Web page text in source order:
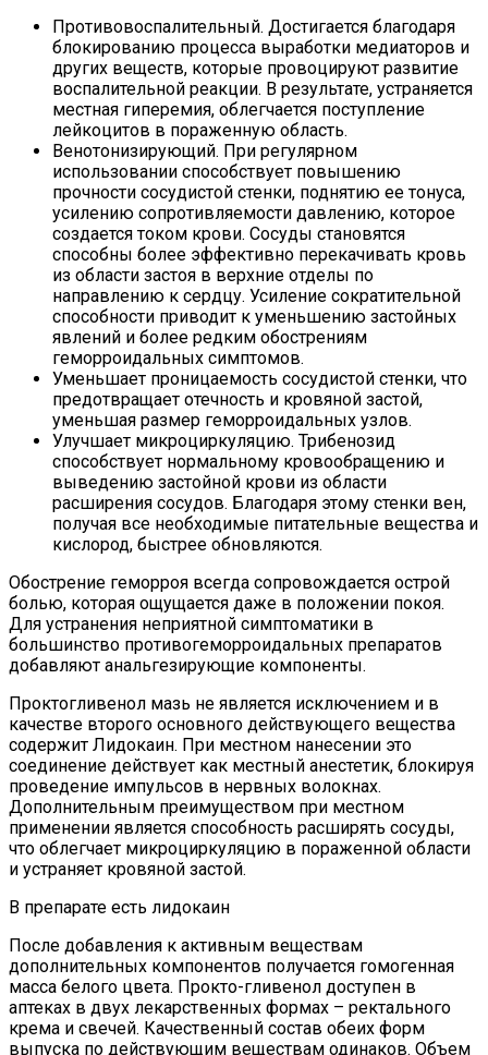
Противовоспалительный. Достигается благодаря
блокированию процесса выработки медиаторов и
других веществ, которые провоцируют развитие
воспалительной реакции. В результате, устраняется
местная гиперемия, облегчается поступление
лейкоцитов в пораженную область.
Венотонизирующий. При регулярном
использовании способствует повышению
прочности сосудистой стенки, поднятию ее тонуса,
усилению сопротивляемости давлению, которое
создается током крови. Сосуды становятся
способны более эффективно перекачивать кровь
из области застоя в верхние отделы по
направлению к сердцу. Усиление сократительной
способности приводит к уменьшению застойных
явлений и более редким обострениям
геморроидальных симптомов.
Уменьшает проницаемость сосудистой стенки, что
предотвращает отечность и кровяной застой,
уменьшая размер геморроидальных узлов.
Улучшает микроциркуляцию. Трибенозид
способствует нормальному кровообращению и
выведению застойной крови из области
расширения сосудов. Благодаря этому стенки вен,
получая все необходимые питательные вещества и
кислород, быстрее обновляются.
Обострение геморроя всегда сопровождается острой
болью, которая ощущается даже в положении покоя.
Для устранения неприятной симптоматики в
большинство противогеморроидальных препаратов
добавляют анальгезирующие компоненты.
Проктогливенол мазь не является исключением и в
качестве второго основного действующего вещества
содержит Лидокаин. При местном нанесении это
соединение действует как местный анестетик, блокируя
проведение импульсов в нервных волокнах.
Дополнительным преимуществом при местном
применении является способность расширять сосуды,
что облегчает микроциркуляцию в пораженной области
и устраняет кровяной застой.
В препарате есть лидокаин
После добавления к активным веществам
дополнительных компонентов получается гомогенная
масса белого цвета. Прокто-гливенол доступен в
аптеках в двух лекарственных формах – ректального
крема и свечей. Качественный состав обеих форм
выпуска по действующим веществам одинаков. Объем